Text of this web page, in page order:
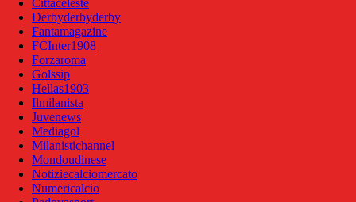
Cittaceleste
Derbyderbyderby
Fantamagazine
FCInter1908
Forzaroma
Golssip
Hellas1903
Ilmilanista
Juvenews
Mediagol
Milanistichannel
Mondoudinese
Notiziecalciomercato
Numericalcio